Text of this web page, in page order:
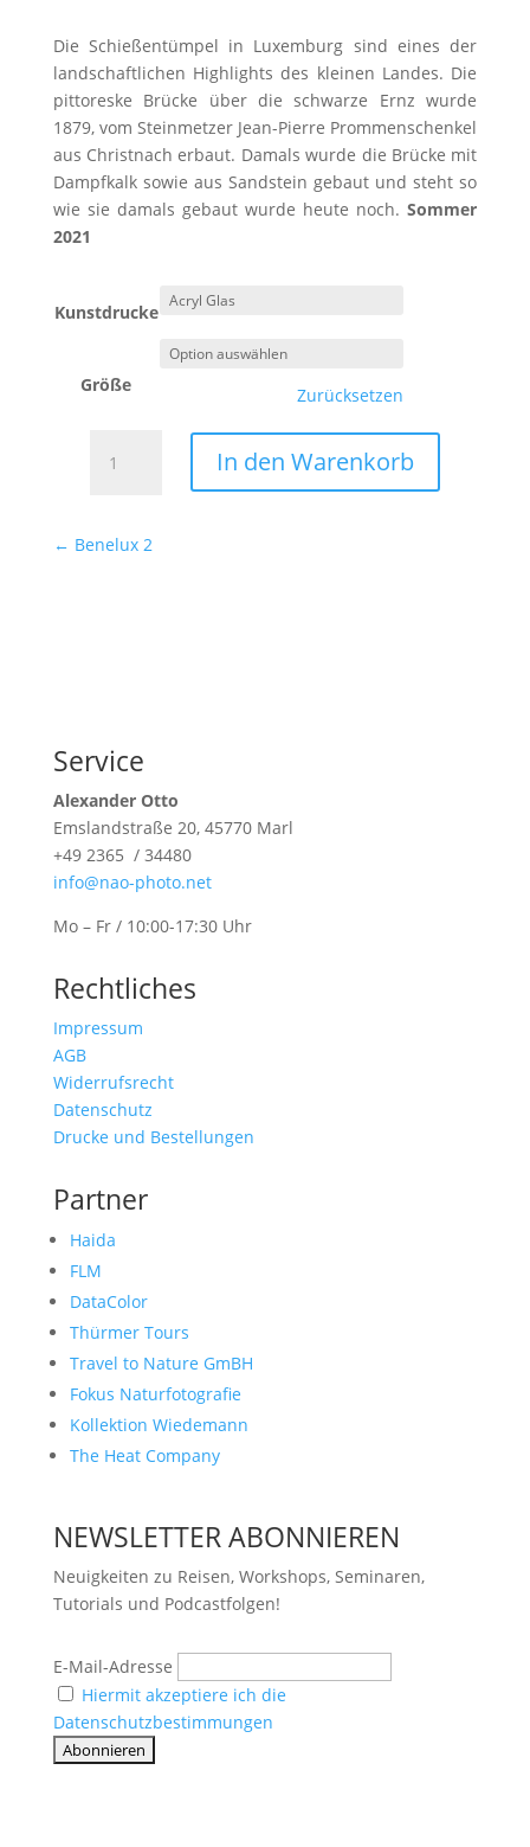
Die Schießentümpel in Luxemburg sind eines der
landschaftlichen Highlights des kleinen Landes. Die
pittoreske Brücke über die schwarze Ernz wurde
1879, vom Steinmetzer Jean-Pierre Prommenschenkel
aus Christnach erbaut. Damals wurde die Brücke mit
Dampfkalk sowie aus Sandstein gebaut und steht so
wie sie damals gebaut wurde heute noch.Sommer
2021
Kunstdrucke
Größe Zurücksetzen
In den Warenkorb
← Benelux 2
Service
Alexander Otto
Emslandstraße 20, 45770 Marl
+49 2365 / 34480
info@nao-photo.net
Mo – Fr / 10:00-17:30 Uhr
Rechtliches
Impressum
AGB
Widerrufsrecht
Datenschutz
Drucke und Bestellungen
Partner
Haida
FLM
DataColor
Thürmer Tours
Travel to Nature GmBH
Fokus Naturfotografie
Kollektion Wiedemann
The Heat Company
NEWSLETTER ABONNIEREN
Neuigkeiten zu Reisen, Workshops, Seminaren,
Tutorials und Podcastfolgen!
E-Mail-Adresse
Hiermit akzeptiere ich die
Datenschutzbestimmungen